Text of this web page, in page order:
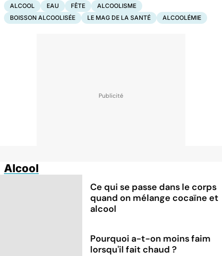
ALCOOL EAU FÊTE
ALCOOLISME
BOISSON ALCOOLISÉE
LE MAG DE LA SANTÉ ALCOOLÉMIE
Alcool
Ce qui se passe dans le corps
quand on mélange cocaïne et
alcool
Pourquoi a-t-on moins faim
lorsqu'il fait chaud ?